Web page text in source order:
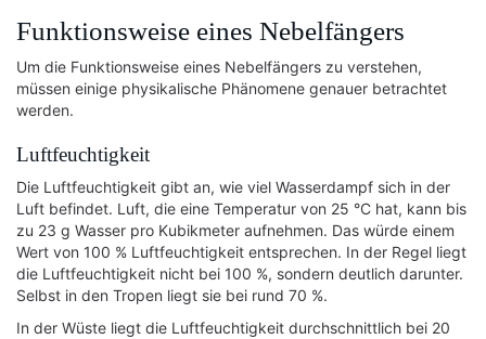
Funktionsweise eines Nebelfängers
Um die Funktionsweise eines Nebelfängers zu verstehen,
müssen einige physikalische Phänomene genauer betrachtet
werden.
Luftfeuchtigkeit
Die Luftfeuchtigkeit gibt an, wie viel Wasserdampf sich in der
Luft befindet. Luft, die eine Temperatur von 25 °C hat, kann bis
zu 23 g Wasser pro Kubikmeter aufnehmen. Das würde einem
Wert von 100 % Luftfeuchtigkeit entsprechen. In der Regel liegt
die Luftfeuchtigkeit nicht bei 100 %, sondern deutlich darunter.
Selbst in den Tropen liegt sie bei rund 70 %.
In der Wüste liegt die Luftfeuchtigkeit durchschnittlich bei 20